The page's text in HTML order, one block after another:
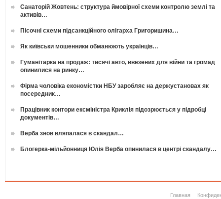
Санаторій Жовтень: структура ймовірної схеми контролю землі та
активів…
Пісочні схеми підсанкційного олігарха Григоришина…
Як київськи мошенники обманюють українців…
Гуманітарка на продаж: тисячі авто, ввезених для війни та громад
опинилися на ринку…
Фірма чоловіка економістки НБУ заробляє на держустановах як
посередник…
Працівник контори ексміністра Криклія підозрюється у підробці
документів…
Верба знов вляпалася в скандал…
Блогерка-мільйонниця Юлія Верба опинилася в центрі скандалу…
Главная